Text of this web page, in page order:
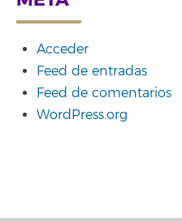
Acceder
Feed de entradas
Feed de comentarios
WordPress.org